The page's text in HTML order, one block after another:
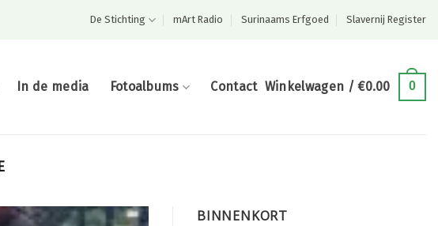
De Stichting mArt Radio Surinaams Erfgoed Slavernij Register
In de media Fotoalbums Contact Winkelwagen /€0.00 0
BINNENKORT